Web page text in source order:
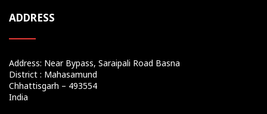
ADDRESS
Address: Near Bypass, Saraipali Road Basna
District : Mahasamund
Chhattisgarh – 493554
India